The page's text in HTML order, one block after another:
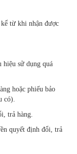
từ khi nhận được
hiệu sử dụng quá
hoặc phiếu bảo
có).
trả hàng.
quyết định đổi, trả